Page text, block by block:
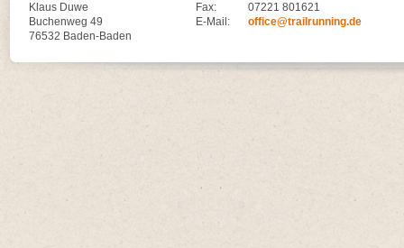
Klaus Duwe
Buchenweg 49
76532 Baden-Baden
Fax:
07221 801621
E-Mail:
office@trailrunning.de